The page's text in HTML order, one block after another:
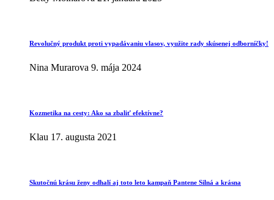
Revolučný produkt proti vypadávaniu vlasov, využite rady skúsenej odborníčky!
Nina Murarova 9. mája 2024
Kozmetika na cesty: Ako sa zbaliť efektívne?
Klau 17. augusta 2021
Skutočnú krásu ženy odhalí aj toto leto kampaň Pantene Silná a krásna